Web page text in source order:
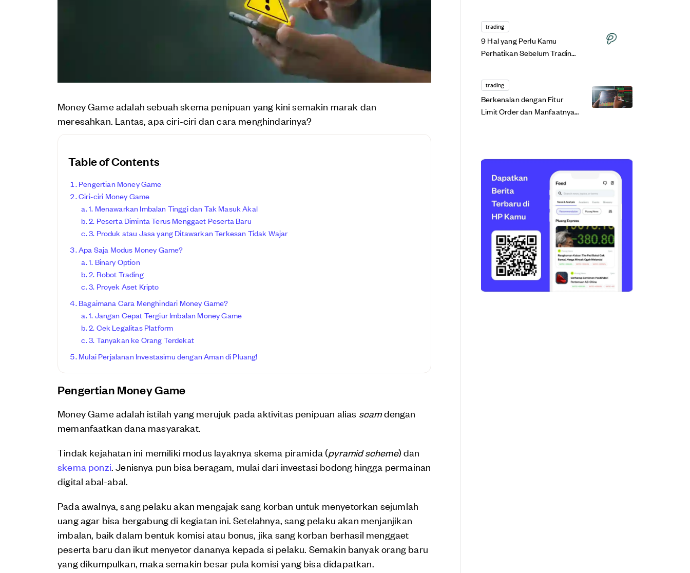
Money Game adalah sebuah skema penipuan yang kini semakin marak dan
meresahkan. Lantas, apa ciri-ciri dan cara menghindarinya?
Table of Contents
Pengertian Money Game
Ciri-ciri Money Game
1. Menawarkan Imbalan Tinggi dan Tak Masuk Akal
2. Peserta Diminta Terus Menggaet Peserta Baru
3. Produk atau Jasa yang Ditawarkan Terkesan Tidak Wajar
Apa Saja Modus Money Game?
1. Binary Option
2. Robot Trading
3. Proyek Aset Kripto
Bagaimana Cara Menghindari Money Game?
1. Jangan Cepat Tergiur Imbalan Money Game
2. Cek Legalitas Platform
3. Tanyakan ke Orang Terdekat
Mulai Perjalanan Investasimu dengan Aman di Pluang!
Pengertian Money Game
Money Game adalah istilah yang merujuk pada aktivitas penipuan alias scamdengan
memanfaatkan dana masyarakat.
Tindak kejahatan ini memiliki modus layaknya skema piramida (pyramid scheme) dan
skema ponzi . Jenisnya pun bisa beragam, mulai dari investasi bodong hingga permainan
digital abal-abal.
Pada awalnya, sang pelaku akan mengajak sang korban untuk menyetorkan sejumlah
uang agar bisa bergabung di kegiatan ini. Setelahnya, sang pelaku akan menjanjikan
imbalan, baik dalam bentuk komisi atau bonus, jika sang korban berhasil menggaet
peserta baru dan ikut menyetor dananya kepada si pelaku. Semakin banyak orang baru
yang dikumpulkan, maka semakin besar pula komisi yang bisa didapatkan.
trading
9 Hal yang Perlu Kamu
Perhatikan Sebelum Trading
trading
Berkenalan dengan Fitur
Limit Order dan Manfaatnya